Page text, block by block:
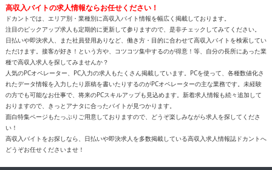
高収入バイトの求人情報ならお任せください！
ドカントでは、エリア別・業種別に高収入バイト情報を幅広く掲載しております。
注目のピックアップ求人も定期的に更新して参りますので、是非チェックしてみてください。
日払いや即決求人、また社員登用ありなど、働き方・目的に合わせて高収入バイトを検索してい
ただけます。接客が好き！という方や、コツコツ集中するのが得意！等、自分の長所にあった業
種で高収入求人を探してみませんか？
人気のPCオペレーター、PC入力の求人もたくさん掲載しています。PCを使って、各種数値化さ
れたデータ情報を入力したり原稿を書いたりするのがPCオペレーターの主な業務です。未経験
の方でも可能なお仕事で、将来のPCスキルアップも見込めます。新着求人情報も続々追加して
おりますので、きっとアナタに合ったバイトが見つかります。
面白特集ページもたっぷりご用意しておりますので、どうぞ楽しみながら求人を探してくださ
い！
高収入バイトをお探しなら、日払いや即決求人を多数掲載している高収入求人情報誌ドカントへ
どうぞお任せくださいませ！